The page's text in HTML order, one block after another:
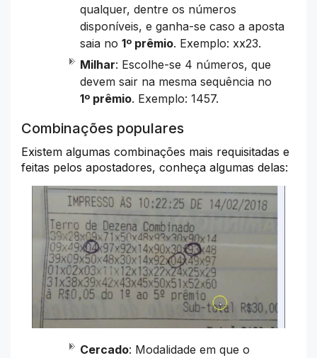
qualquer, dentre os números
disponíveis, e ganha-se caso a aposta
saia no 1º prêmio. Exemplo: xx23.
Milhar: Escolhe-se 4 números, que
devem sair na mesma sequência no
1º prêmio. Exemplo: 1457.
Combinações populares
Existem algumas combinações mais requisitadas e
feitas pelos apostadores, conheça algumas delas:
Cercado: Modalidade em que o